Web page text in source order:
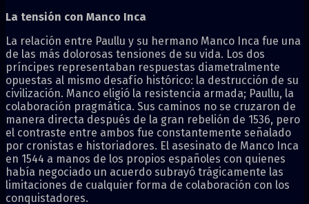
La tensión con Manco Inca
La relación entre Paullu y su hermano Manco Inca fue una
de las más dolorosas tensiones de su vida. Los dos
príncipes representaban respuestas diametralmente
opuestas al mismo desafío histórico: la destrucción de su
civilización. Manco eligió la resistencia armada; Paullu, la
colaboración pragmática. Sus caminos no se cruzaron de
manera directa después de la gran rebelión de 1536, pero
el contraste entre ambos fue constantemente señalado
por cronistas e historiadores. El asesinato de Manco Inca
en 1544 a manos de los propios españoles con quienes
había negociado un acuerdo subrayó trágicamente las
limitaciones de cualquier forma de colaboración con los
conquistadores.